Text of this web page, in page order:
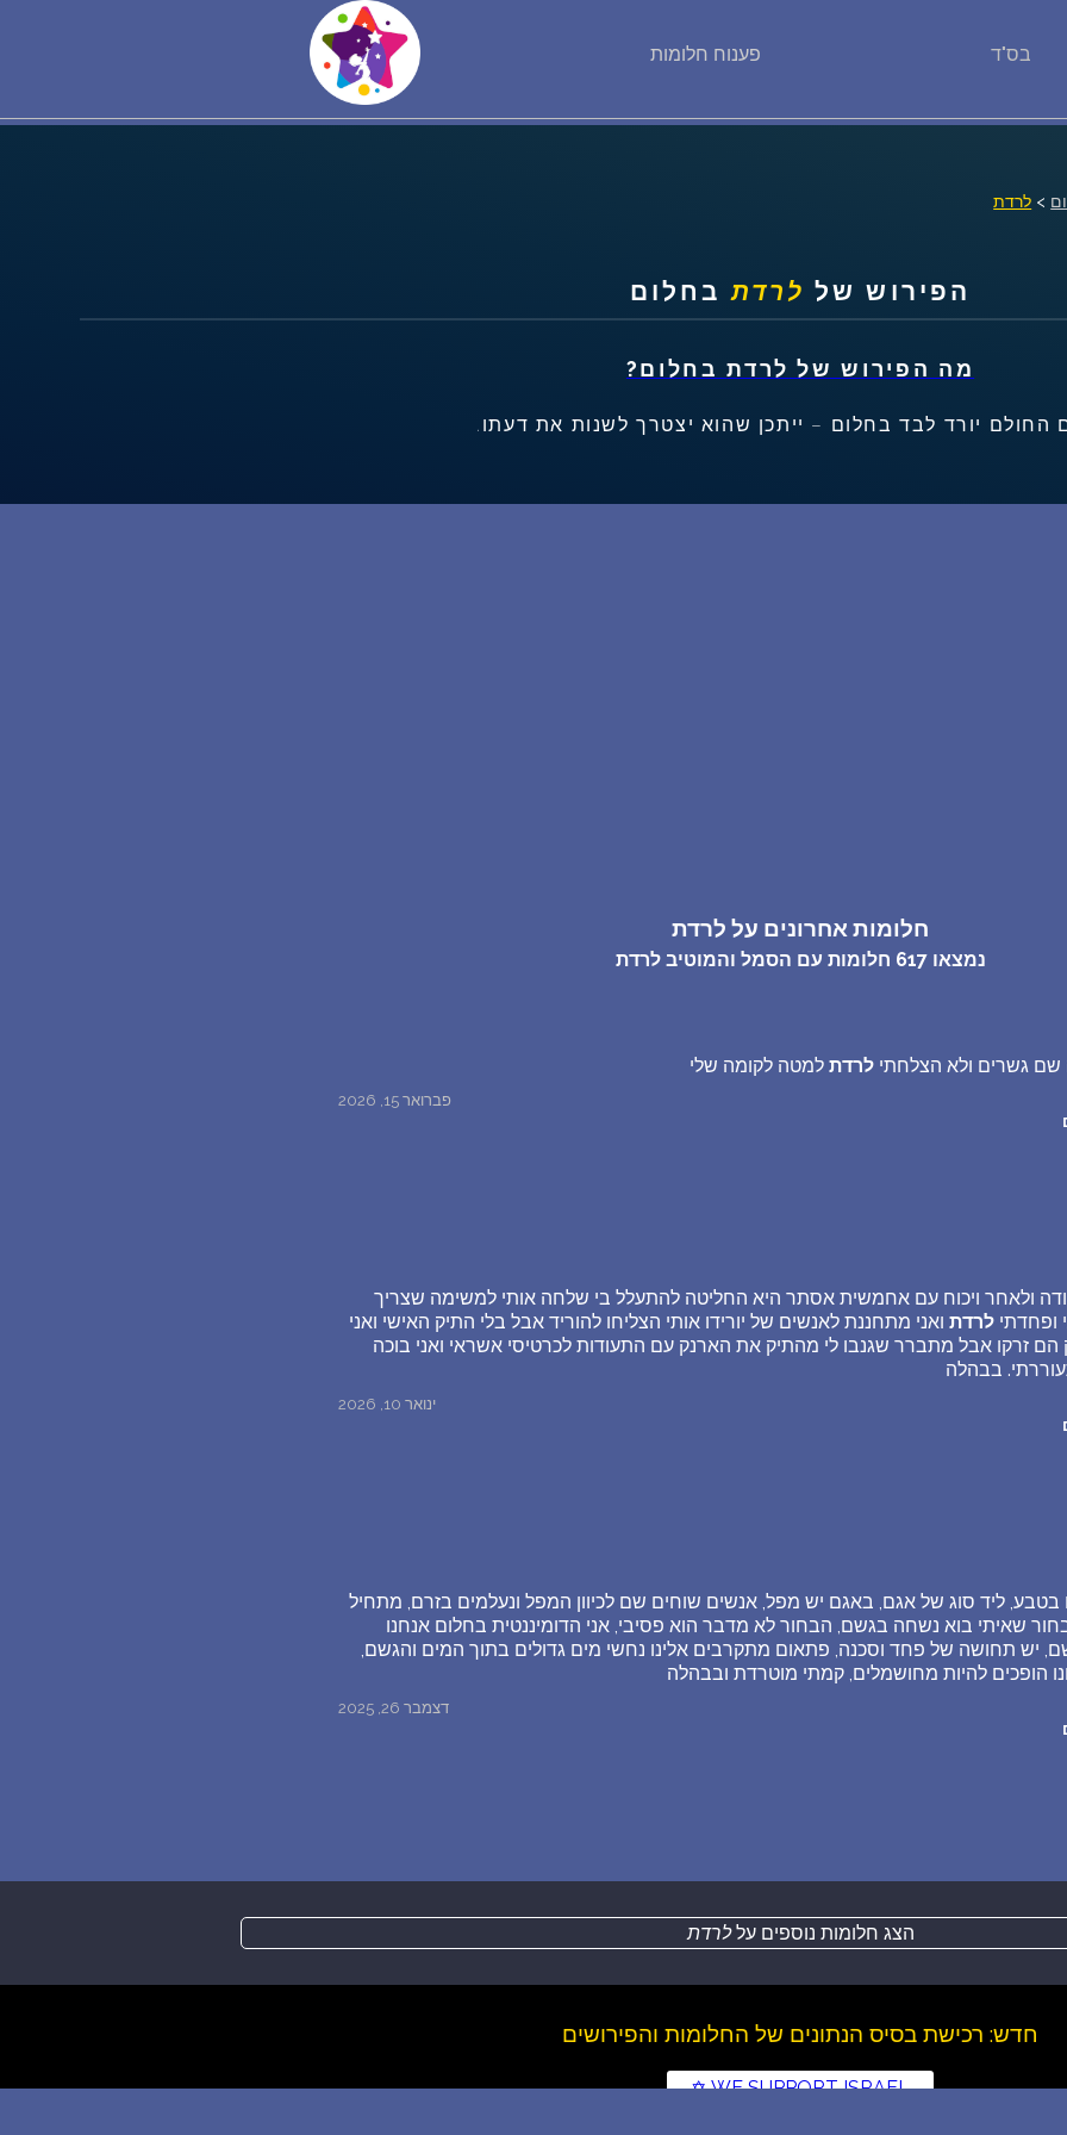
פענוח חלומות
בס"ד
אוסף החלומות
על מה חולמים
חלומות נפוצים
> לרדת
הפירוש של לרדתבחלום
מה הפירוש של לרדתבחלום?
החולם יורד לבד בחלום – ייתכן שהוא יצטרך לשנות את דעתו.
חלומות אחרונים על לרדת
נמצאו617 חלומות עם הסמל והמוטיבלרדת
שם גשרים ולא הצלחתי לרדתלמטה לקומה שלי
פברואר 15, 2026
ולאחר ויכוח עם אחמשית אסתר היא החליטה להתעלל בי שלחה אותי למשימה שצריך
ופחדתי לרדתואני מתחננת לאנשים של יורידו אותי הצליחו להוריד אבל בלי התיק האישי ואני
הם זרקו אבל מתברר שגנבו לי מהתיק את הארנק עם התעודות לכרטיסי אשראי ואני בוכה
בבהלה
ינואר 10, 2026
ליד סוג של אגם, באגם יש מפל, אנשים שוחים שם לכיוון המפל ונעלמים בזרם, מתחיל
שאיתי בוא נשחה בגשם, הבחור לא מדבר הוא פסיבי, אני הדומיננטית בחלום אנחנו
יש תחושה של פחד וסכנה, פתאום מתקרבים אלינו נחשי מים גדולים בתוך המים והגשם,
הופכים להיות מחושמלים, קמתי מוטרדת ובבהלה
דצמבר 26, 2025
הצג חלומות נוספים עללרדת
חדש: רכישת בסיס הנתונים של החלומות והפירושים
WE SUPPORT ISRAEL ✡